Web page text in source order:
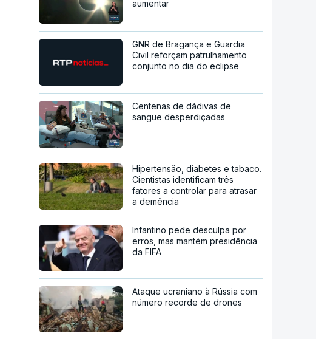
aumentar
GNR de Bragança e Guardia
Civil reforçam patrulhamento
conjunto no dia do eclipse
Centenas de dádivas de
sangue desperdiçadas
Hipertensão, diabetes e tabaco.
Cientistas identificam três
fatores a controlar para atrasar
a demência
Infantino pede desculpa por
erros, mas mantém presidência
da FIFA
Ataque ucraniano à Rússia com
número recorde de drones